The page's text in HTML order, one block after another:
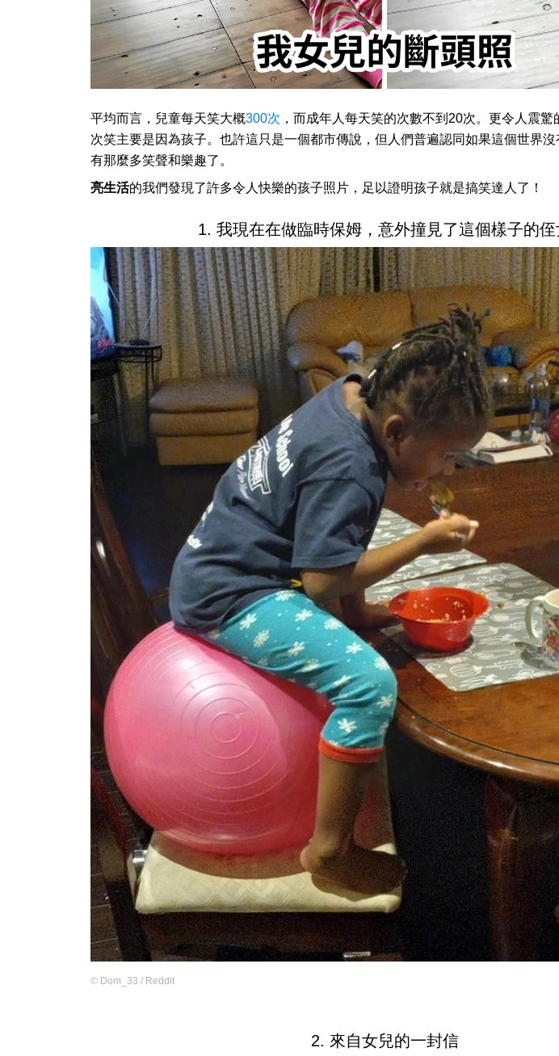
平均而言，兒童每天笑大概300次 ，而成年人每天笑的次數不到20次。更令人震
次笑主要是因為孩子。也許這只是一個都市傳說，但人們普遍認同如果這個世界
有那麼多笑聲和樂趣了。
亮生活的我們發現了許多令人快樂的孩子照片，足以證明孩子就是搞笑達人了！
1. 我現在在做臨時保姆，意外撞見了這個樣子的侄
© Dom_33 / Reddit
2. 來自女兒的一封信